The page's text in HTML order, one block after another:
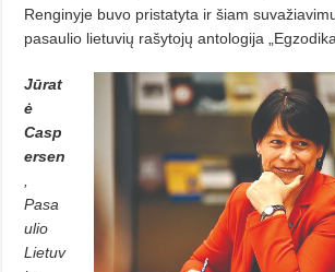
Renginyje buvo pristatyta ir šiam
pasaulio lietuvių rašytojų antologija
Jūrat
ė
Casp
ersen
Pasa
ulio
Lietuv